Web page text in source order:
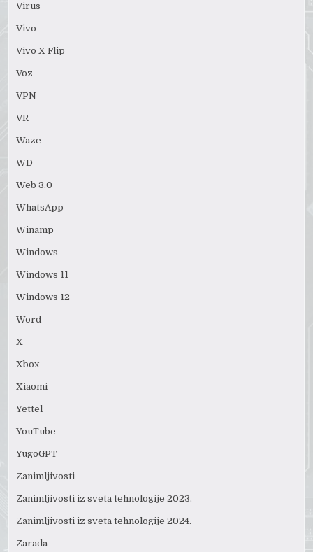
Virus
Vivo
Vivo X Flip
Voz
VPN
VR
Waze
WD
Web 3.0
WhatsApp
Winamp
Windows
Windows 11
Windows 12
Word
X
Xbox
Xiaomi
Yettel
YouTube
YugoGPT
Zanimljivosti
Zanimljivosti iz sveta tehnologije 2023.
Zanimljivosti iz sveta tehnologije 2024.
Zarada